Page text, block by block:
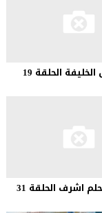
الحلقة 19
اشرف الحلقة 31